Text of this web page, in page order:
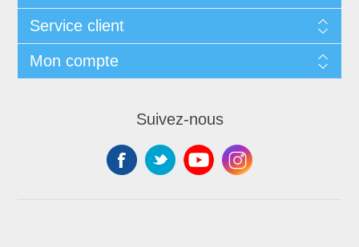
Service client
Mon compte
Suivez-nous